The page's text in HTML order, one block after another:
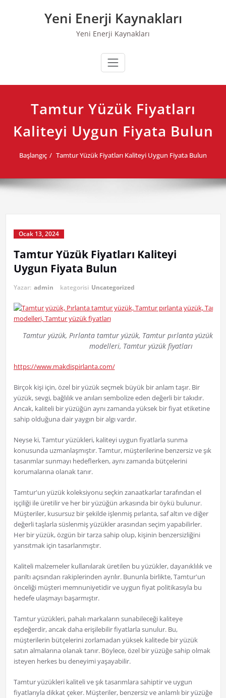
Yeni Enerji Kaynakları
Yeni Enerji Kaynakları
Tamtur Yüzük Fiyatları
Kaliteyi Uygun Fiyata Bulun
Başlangıç Tamtur Yüzük Fiyatları Kaliteyi Uygun Fiyata Bulun
Ocak 13, 2024
Tamtur Yüzük Fiyatları Kaliteyi
Uygun Fiyata Bulun
Yazar: admin kategorisi Uncategorized
Tamtur yüzük, Pırlanta tamtur yüzük, Tamtur pırlanta yüzük,
modelleri, Tamtur yüzük fiyatları
https://www.makdispirlanta.com/
Birçok kişi için, özel bir yüzük seçmek büyük bir anlam taşır. Bir
yüzük, sevgi, bağlılık ve anıları sembolize eden değerli bir takıdır.
Ancak, kaliteli bir yüzüğün aynı zamanda yüksek bir fiyat etiketine
sahip olduğuna dair yaygın bir algı vardır.
Neyse ki, Tamtur yüzükleri, kaliteyi uygun fiyatlarla sunma
konusunda uzmanlaşmıştır. Tamtur, müşterilerine benzersiz ve şık
tasarımlar sunmayı hedeflerken, aynı zamanda bütçelerini
korumalarına olanak tanır.
Tamtur'un yüzük koleksiyonu seçkin zanaatkarlar tarafından el
işçiliği ile üretilir ve her bir yüzüğün arkasında bir öykü bulunur.
Müşteriler, kusursuz bir şekilde işlenmiş pırlanta, saf altın ve diğer
değerli taşlarla süslenmiş yüzükler arasından seçim yapabilirler.
Her bir yüzük, özgün bir tarza sahip olup, kişinin benzersizliğini
yansıtmak için tasarlanmıştır.
Kaliteli malzemeler kullanılarak üretilen bu yüzükler, dayanıklılık ve
parıltı açısından rakiplerinden ayrılır. Bununla birlikte, Tamtur'un
önceliği müşteri memnuniyetidir ve uygun fiyat politikasıyla bu
hedefe ulaşmayı başarmıştır.
Tamtur yüzükleri, pahalı markaların sunabileceği kaliteye
eşdeğerdir, ancak daha erişilebilir fiyatlarla sunulur. Bu,
müşterilerin bütçelerini zorlamadan yüksek kalitede bir yüzük
satın almalarına olanak tanır. Böylece, özel bir yüzüğe sahip olmak
isteyen herkes bu deneyimi yaşayabilir.
Tamtur yüzükleri kaliteli ve şık tasarımlara sahiptir ve uygun
fiyatlarıyla dikkat çeker. Müşteriler, benzersiz ve anlamlı bir yüzüğe